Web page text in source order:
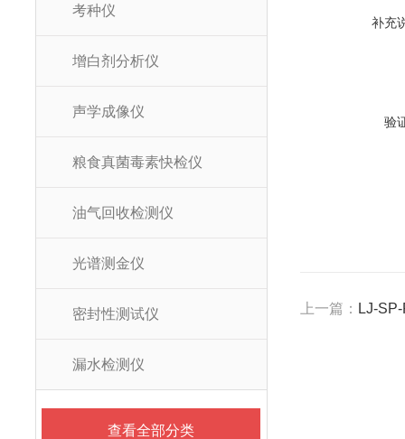
考种仪
增白剂分析仪
声学成像仪
粮食真菌毒素快检仪
油气回收检测仪
光谱测金仪
密封性测试仪
漏水检测仪
查看全部分类
补充
验
上一篇： LJ-